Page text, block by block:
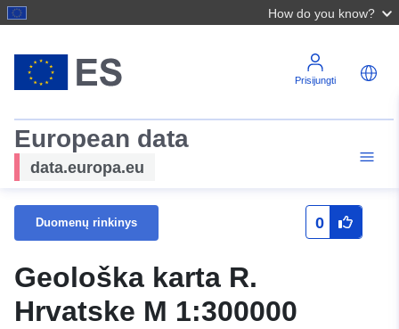
How do you know?
Prisijungti
European data
data.europa.eu
Duomenų rinkinys 0
Geološka karta R.
Hrvatske M 1:300000